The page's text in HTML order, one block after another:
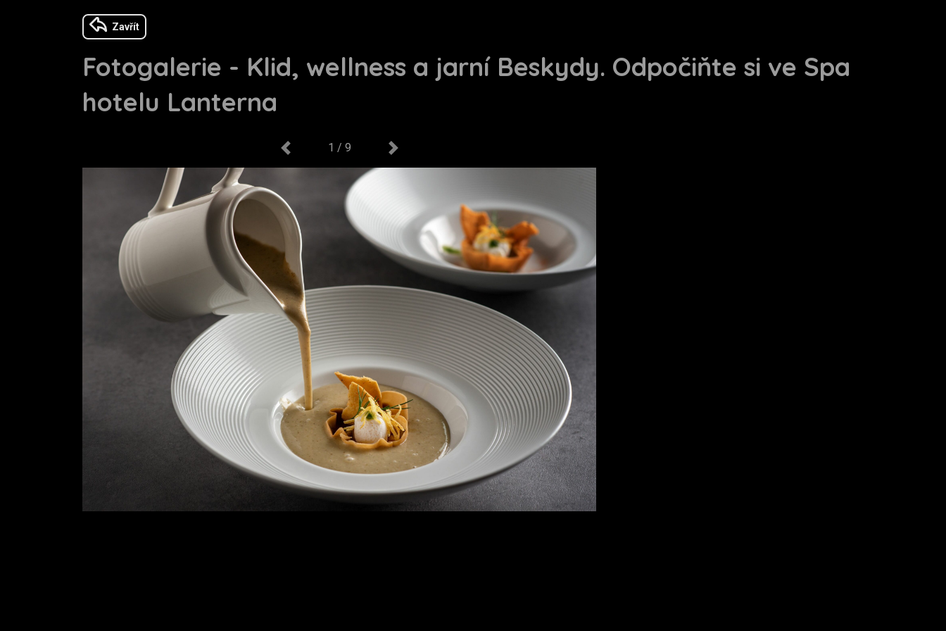
Zavřít
Fotogalerie - Klid, wellness a jarní Beskydy. Odpočiňte si ve Spa
hotelu Lanterna
1 / 9
Previous Next